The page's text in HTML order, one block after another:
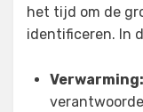
het tijd om de
identificeren. In
Verwarming: